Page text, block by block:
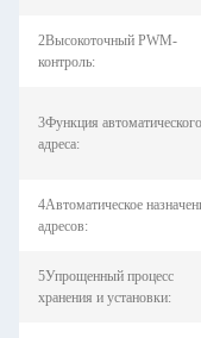
2Высокоточный PWM-
контроль:
3Функция автоматического
адреса:
4Автоматическое
адресов:
5Упрощенный процесс
хранения и установки: